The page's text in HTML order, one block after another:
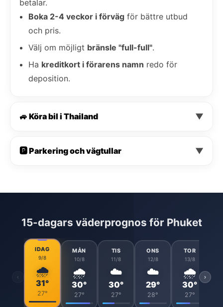
betalar.
Boka 2-4 veckor i förväg för bättre utbud
och pris.
Välj om möjligt bränsle "full-full".
Ha kreditkort i förarens namn redo för
deposition.
🚙 Köra bil i Thailand ▼
🅿️ Parkering och vägtullar ▼
15-dagars väderprognos för Phuket
‹
IDAG
9/8
🌧️
31°
27°
MÅN
10/8
🌧️
30°
27°
TIS
11/8
☁️
30°
27°
ONS
12/8
☁️
29°
28°
TOR
13/8
🌧️
30°
27°
›